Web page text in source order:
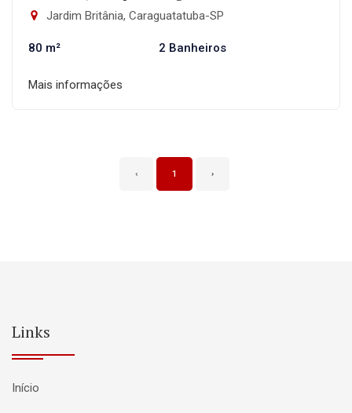
Jardim Britânia, Caraguatatuba-SP
80 m² 2 Banheiros
Mais informações
‹ 1 ›
Links
Início